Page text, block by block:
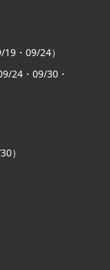
・09/24）
24・09/30・
）